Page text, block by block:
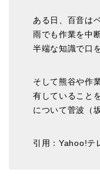
ある日、百音は
雨でも作業を中
半端な知識で口
そして熊谷や作
有していること
について菅波（
引用：Yahoo!テ